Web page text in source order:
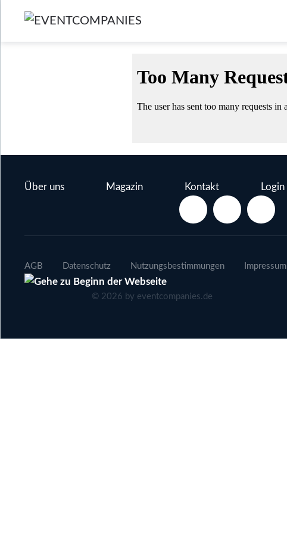
Über uns Magazin Kontakt Login
AGB Datenschutz Nutzungsbestimmungen Impressum
© 2026 by eventcompanies.de